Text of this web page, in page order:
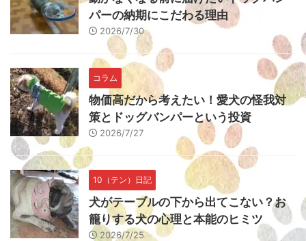
パーの納期にこだわる理由
2026/7/30
コラム
物価高だから考えたい！愛犬の怪我対
策とドッグバンパーという投資
2026/7/27
10（テン）日記
犬がテーブルの下から出てこない？お
籠りする犬の心理と本能のヒミツ
2026/7/25